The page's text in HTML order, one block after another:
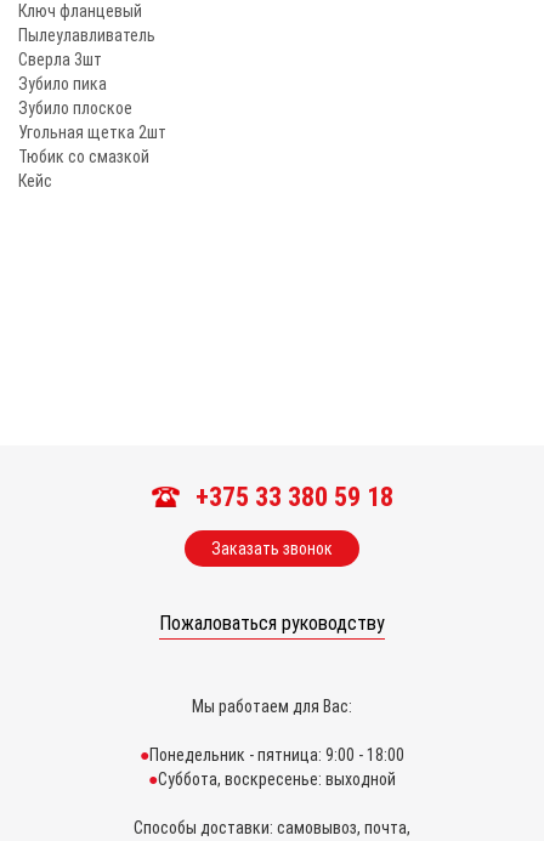
Ключ фланцевый
Пылеулавливатель
Сверла 3шт
Зубило пика
Зубило плоское
Угольная щетка 2шт
Тюбик со смазкой
Кейс
+375 33 380 59 18
Заказать звонок
Пожаловаться руководству
Мы работаем для Вас:
Понедельник - пятница: 9:00 - 18:00
Суббота, воскресенье: выходной
Способы доставки: самовывоз, почта,